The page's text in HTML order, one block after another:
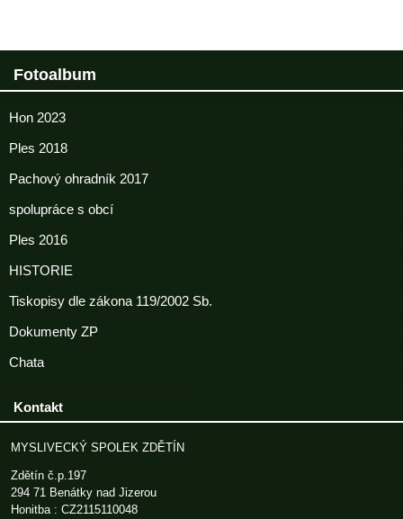
Fotoalbum
Hon 2023
Ples 2018
Pachový ohradník 2017
spolupráce s obcí
Ples 2016
HISTORIE
Tiskopisy dle zákona 119/2002 Sb.
Dokumenty ZP
Chata
Kontakt
MYSLIVECKÝ SPOLEK ZDĚTÍN
Zdětín č.p.197
294 71 Benátky nad Jizerou
Honitba : CZ2115110048